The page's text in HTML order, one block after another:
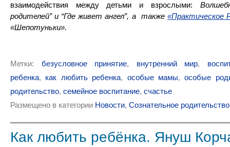
взаимодействия между детьми и взрослыми:
родителей” и “Где живет ангел”, а также «Практическое
«Шепотуньки».
Метки: безусловное принятие, внутренний мир,
ребенка, как любить ребенка, особые мамы,особые
родительство, семейное воспитание, счастье
Размещено в категории Новости, Сознательное родительство
Как любить ребёнка. Януш